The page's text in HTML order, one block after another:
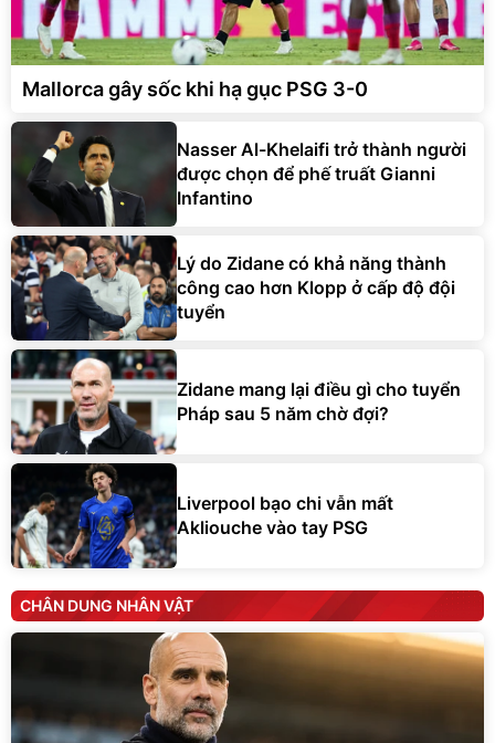
Mallorca gây sốc khi hạ gục PSG 3-0
Nasser Al-Khelaifi trở thành người
được chọn để phế truất Gianni
Infantino
Lý do Zidane có khả năng thành
công cao hơn Klopp ở cấp độ đội
tuyển
Zidane mang lại điều gì cho tuyển
Pháp sau 5 năm chờ đợi?
Liverpool bạo chi vẫn mất
Akliouche vào tay PSG
CHÂN DUNG NHÂN VẬT